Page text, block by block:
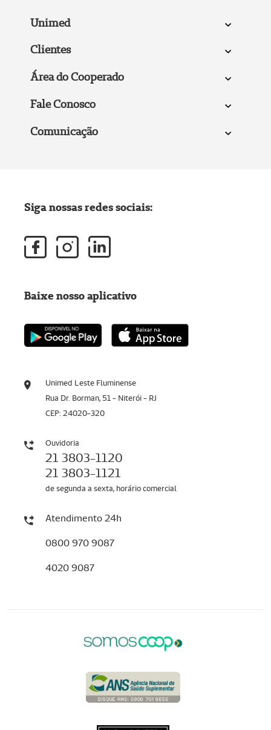
Unimed
Clientes
Área do Cooperado
Fale Conosco
Comunicação
Unimed Leste Fluminense
Rua Dr. Borman, 51 - Niterói - RJ
CEP: 24020-320
Ouvidoria
21 3803-1120
21 3803-1121
de segunda a sexta, horário comercial
Atendimento 24h
0800 970 9087
4020 9087
Siga nossas redes sociais:
Baixe nosso aplicativo